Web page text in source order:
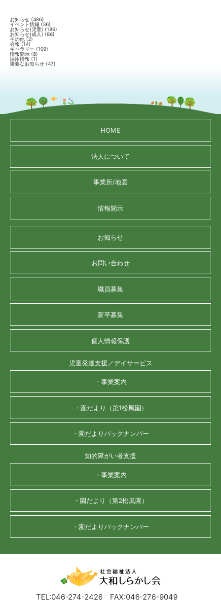
お知らせ (486)
イベント情報 (36)
お知らせ(児童) (186)
お知らせ(成人) (86)
その他 (2)
会報 (14)
ギャラリー (109)
情報開示 (6)
採用情報 (1)
重要なお知らせ (47)
HOME
法人について
事業所/地図
情報開示
お知らせ
お問い合わせ
職員募集
新卒募集
個人情報保護
児童発達支援／デイサービス
・事業案内
・園だより（第1松風園）
・園だよりバックナンバー
知的障がい者支援
・事業案内
・園だより（第2松風園）
・園だよりバックナンバー
TEL:046-274-2426 FAX:046-276-9049